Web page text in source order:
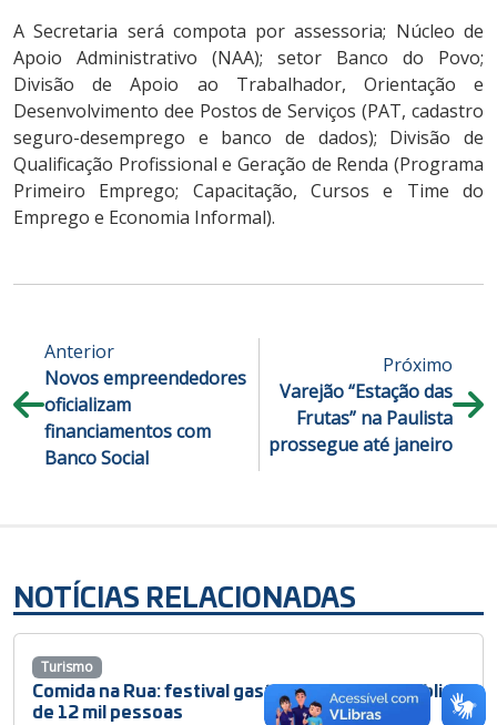
A Secretaria será compota por assessoria; Núcleo de
Apoio Administrativo (NAA); setor Banco do Povo;
Divisão de Apoio ao Trabalhador, Orientação e
Desenvolvimento dee Postos de Serviços (PAT, cadastro
seguro-desemprego e banco de dados); Divisão de
Qualificação Profissional e Geração de Renda (Programa
Primeiro Emprego; Capacitação, Cursos e Time do
Emprego e Economia Informal).
Anterior
Novos empreendedores
oficializam
financiamentos com
Banco Social
Próximo
Varejão “Estação das
Frutas” na Paulista
prossegue até janeiro
NOTÍCIAS RELACIONADAS
Comida na Rua: festival gastronômico teve público
de 12 mil pessoas
Turismo